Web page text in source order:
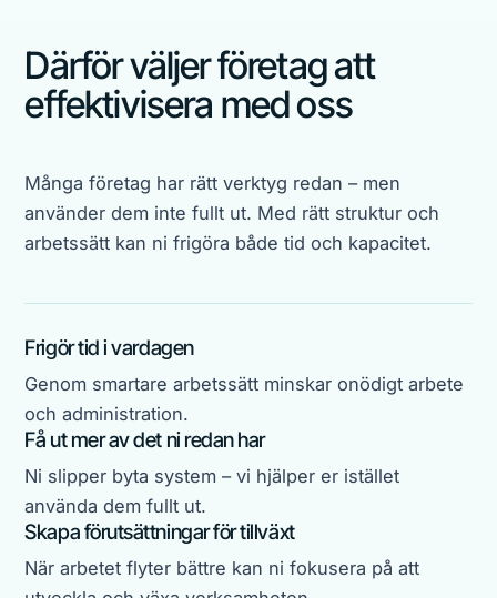
Därför väljer företag att
effektivisera med oss
Många företag har rätt verktyg redan – men
använder dem inte fullt ut. Med rätt struktur och
arbetssätt kan ni frigöra både tid och kapacitet.
Frigör tid i vardagen
Genom smartare arbetssätt minskar onödigt arbete
och administration.
Få ut mer av det ni redan har
Ni slipper byta system – vi hjälper er istället
använda dem fullt ut.
Skapa förutsättningar för tillväxt
När arbetet flyter bättre kan ni fokusera på att